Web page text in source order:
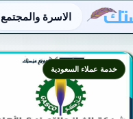
الاسرة والمجتمع
خدمة عملاء السعودية